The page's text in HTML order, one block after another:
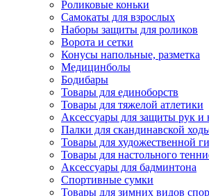
Роликовые коньки
Самокаты для взрослых
Наборы защиты для роликов
Ворота и сетки
Конусы напольные, разметка
Медицинболы
Бодибары
Товары для единоборств
Товары для тяжелой атлетики
Аксессуары для защиты рук и
Палки для скандинавской
Товары для художественной
Товары для настольного
Аксессуары для бадминтона
Спортивные сумки
Товары для зимних видов